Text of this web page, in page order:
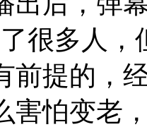
很多人
前提的，
害怕变老